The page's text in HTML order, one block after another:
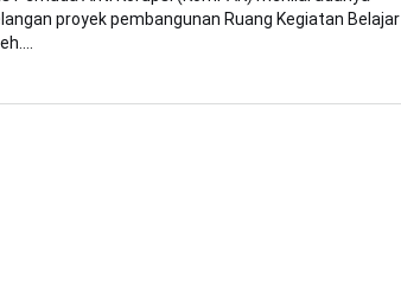
proyek pembangunan Ruang Kegiatan Belajar